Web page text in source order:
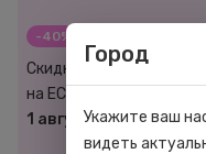
-40%
Скидки до 40%
на ECOLOGICA
1 августа-31 августа
Город
Укажите ваш
видеть